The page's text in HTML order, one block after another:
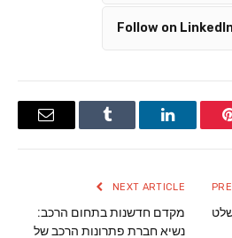
Follow on
Pinterest
LinkedIn
Tumblr
Email
NEXT ARTICLE
מקדם חדשנות בתחום הרכב:
נשיא חברת פתרונות הרכב של